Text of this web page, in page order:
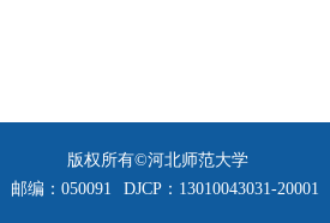
版权所有©河北师范大学
邮编：050091 DJCP：13010043031-20001